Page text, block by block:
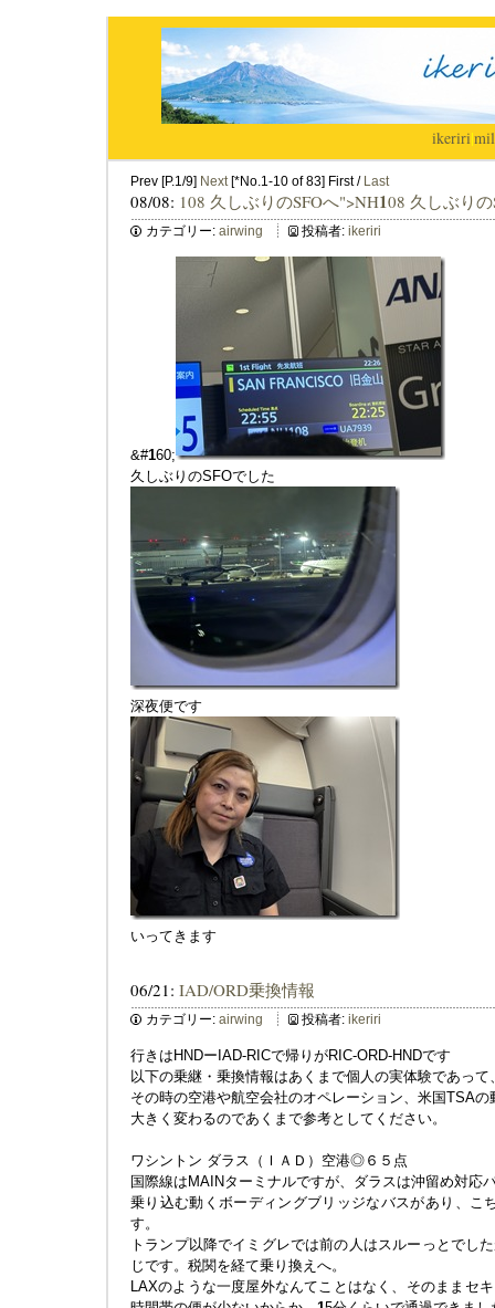
ikeriri|
Prev [P.1/9] Next[*No.1-10 of 83] First / Last
08/08: 108 久しぶりのSFOへ">NH108 久しぶりの
カテゴリー: airwing 投稿者: ikeriri
&#160;
久しぶりのSFOでした
深夜便です
いってきます
06/21: IAD/ORD乗換情報
カテゴリー: airwing 投稿者: ikeriri
行きはHNDーIAD-RICで帰りがRIC-ORD-HNDです
以下の乗継・乗換情報はあくまで個人の実体験であって
その時の空港や航空会社のオペレーション、米国TSAの
大きく変わるのであくまで参考としてください。
ワシントン ダラス（ＩＡＤ）空港◎６５点
国際線はMAINターミナルですが、ダラスは沖留め対応
乗り込む動くボーディングブリッジなバスがあり、こ
す。
トランプ以降でイミグレでは前の人はスルーっとでし
じです。税関を経て乗り換えへ。
LAXのような一度屋外なんてことはなく、そのままセ